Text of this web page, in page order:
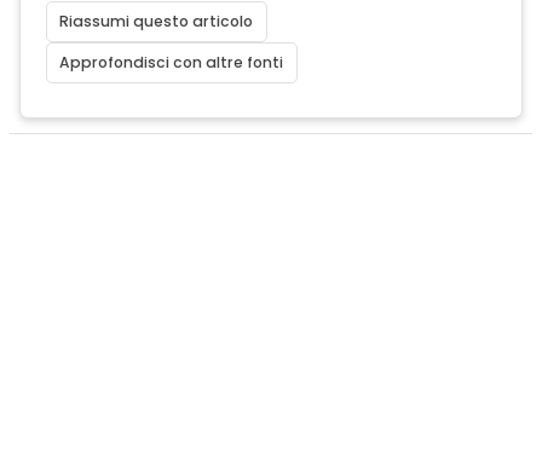
Riassumi questo articolo
Approfondisci con altre fonti